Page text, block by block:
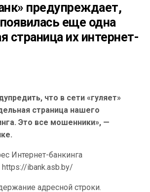
предупреждает,
еще одна
страница их интернет-
что в сети «гуляет»
страница нашего
Это все мошенники», —
Интернет-банкинга
https://ibank.asb.by/
адресной строки.